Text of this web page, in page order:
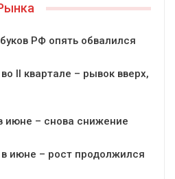
РФ опять обвалился
II квартале – рывок вверх,
июне – снова снижение
июне – рост продолжился